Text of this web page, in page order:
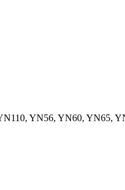
YN56, YN60, YN65,